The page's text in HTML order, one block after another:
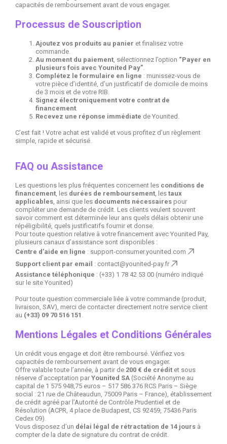
capacités de remboursement avant de vous engager.
Processus de Souscription
Ajoutez vos produits au panier et finalisez votre
commande.
Au moment du paiement , sélectionnez l’option “Payer en
plusieurs fois avec Younited Pay”
Complétez le formulaire en ligne : munissez-vous de
votre pièce d’identité, d’un justificatif de domicile de moins
de 3 mois et de votre RIB.
Signez électroniquement votre contrat de
financement
Recevez une réponse immédiate de Younited.
C’est fait ! Votre achat est validé et vous profitez d’un règlement
simple, rapide et sécurisé.
FAQ ou Assistance
Les questions les plus fréquentes concernent les conditions de
financement , les durées de remboursement , les taux
applicables , ainsi que les documents nécessaires pour
compléter une demande de crédit. Les clients veulent souvent
savoir comment est déterminée leur ans quels délais obtenir une
répéligibilité, quels justificatifs fournir et donse.
Pour toute question relative à votre financement avec Younited Pay,
plusieurs canaux d’assistance sont disponibles :
Centre d’aide en ligne : support-consumer.younited.com
Support client par email : contact@younited-pay.fr
Assistance téléphonique : (+33) 1 78 42 53 00 (numéro indiqué
sur le site Younited)
Pour toute question commerciale liée à votre commande (produit,
livraison, SAV), merci de contacter directement notre service client
au (+33) 09 70 516 151
Mentions Légales et Conditions Générales
Un crédit vous engage et doit être remboursé. Vérifiez vos
capacités de remboursement avant de vous engager.
Offre valable toute l’année, à partir de 200 € de crédit et sous
réserve d’acceptation par Younited SA (Société Anonyme au
capital de 1 575 948,75 euros – 517 586 376 RCS Paris – Siège
social : 21 rue de Châteaudun, 75009 Paris – France), établissement
de crédit agréé par l’Autorité de Contrôle Prudentiel et de
Résolution (ACPR, 4 place de Budapest, CS 92459, 75436 Paris
Cedex 09).
Vous disposez d’un délai légal de rétractation de 14 jours à
compter de la date de signature du contrat de crédit.